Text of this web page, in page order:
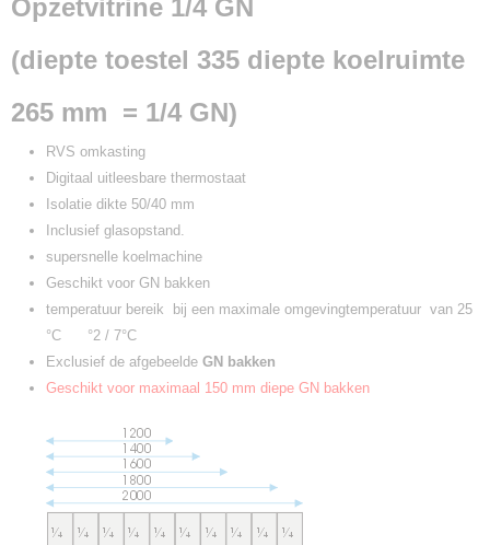
Opzetvitrine 1/4 GN
(diepte toestel 335 diepte koelruimte
265 mm = 1/4 GN)
RVS omkasting
Digitaal uitleesbare thermostaat
Isolatie dikte 50/40 mm
Inclusief glasopstand.
supersnelle koelmachine
Geschikt voor GN bakken
temperatuur bereik bij een maximale omgevingtemperatuur van 25
°C °2 / 7°C
Exclusief de afgebeelde GN bakken
Geschikt voor maximaal 150 mm diepe GN bakken